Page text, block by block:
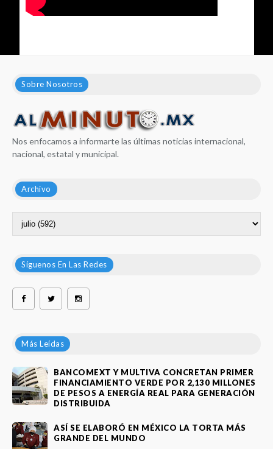
Sobre Nosotros
Nos enfocamos a informarte las últimas noticias internacional,
nacional, estatal y municipal.
Archivo
Síguenos En Las Redes
Más Leídas
BANCOMEXT Y MULTIVA CONCRETAN PRIMER
FINANCIAMIENTO VERDE POR 2,130 MILLONES
DE PESOS A ENERGÍA REAL PARA GENERACIÓN
DISTRIBUIDA
ASÍ SE ELABORÓ EN MÉXICO LA TORTA MÁS
GRANDE DEL MUNDO